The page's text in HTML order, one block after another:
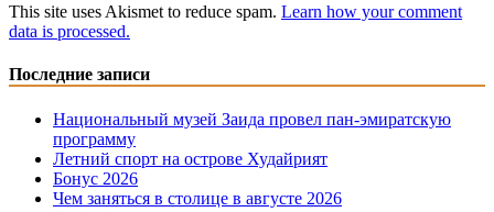
This site uses Akismet to reduce spam. Learn how your comment
data is processed.
Последние записи
Национальный музей Заида провел пан-эмиратскую
программу
Летний спорт на острове Худайрият
Бонус 2026
Чем заняться в столице в августе 2026